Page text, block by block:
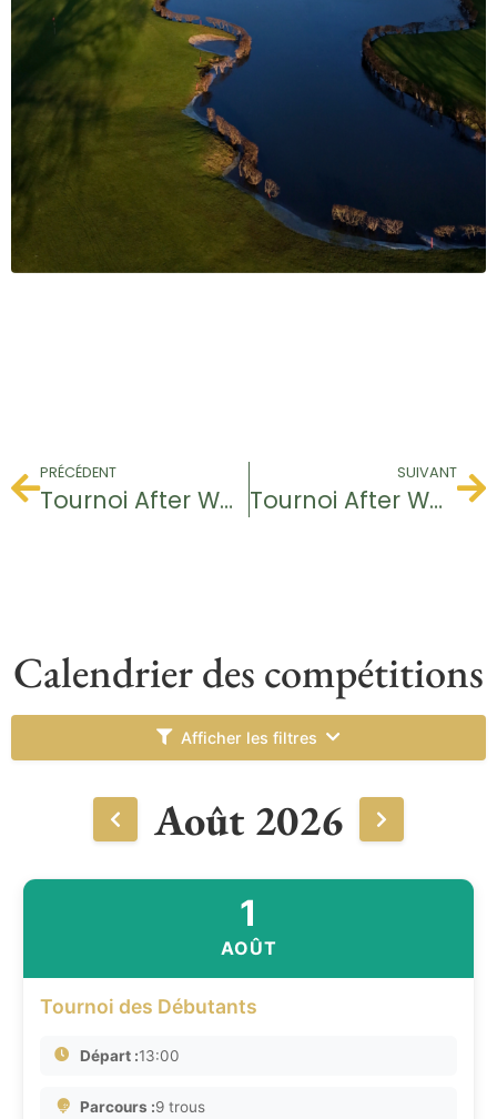
PRÉCÉDENT
Tournoi After Work
SUIVANT
Tournoi After Work
Calendrier des compétitions
Afficher les filtres
Août 2026
1
AOÛT
Tournoi des Débutants
Départ :13:00
Parcours :9 trous